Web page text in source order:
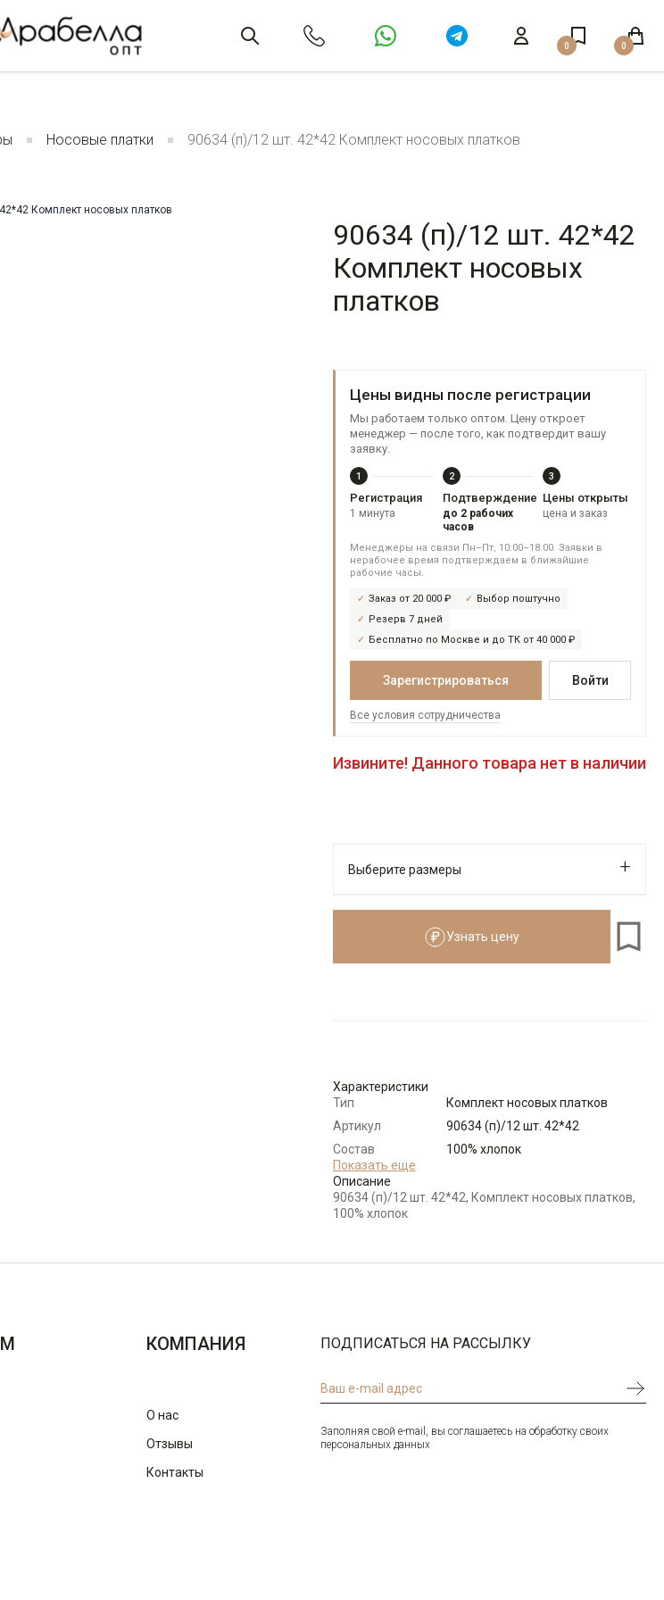
0 0
Носовые платки 90634 (п)/12 шт. 42*42 Комплект носовых платков
90634 (п)/12 шт. 42*42
Комплект носовых
платков
Цены видны после регистрации
Мы работаем только оптом. Цену откроет
менеджер — после того, как подтвердит вашу
заявку.
1
Регистрация
1 минута
2
Подтверждение
до 2 рабочих
часов
3
Цены открыты
цена и заказ
Менеджеры на связи Пн–Пт, 10:00–18:00. Заявки в
нерабочее время подтверждаем в ближайшие
рабочие часы.
Заказ от 20 000 ₽
Выбор поштучно
Резерв 7 дней
Бесплатно по Москве и до ТК от 40 000 ₽
Зарегистрироваться Войти
Все условия сотрудничества
Извините! Данного товара нет в наличии
Выберите размеры
Узнать цену
Характеристики
Тип
Комплект носовых платков
Артикул
90634 (п)/12 шт. 42*42
Состав
сырья
100% хлопок
Бренд
Цвет
Показать еще
Описание
90634 (п)/12 шт. 42*42, Комплект носовых платков,
100% хлопок
КОМПАНИЯ
О нас
Отзывы
Контакты
ПОДПИСАТЬСЯ НА РАССЫЛКУ
Заполняя свой e-mail, вы соглашаетесь на обработку своих
персональных данных